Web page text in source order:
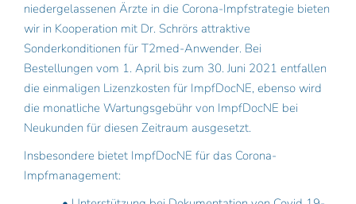
niedergelassenen Ärzte in die Corona-Impfstrategie bieten
wir in Kooperation mit Dr. Schrörs attraktive
Sonderkonditionen für T2med-Anwender. Bei
Bestellungen vom 1. April bis zum 30. Juni 2021 entfallen
die einmaligen Lizenzkosten für ImpfDocNE, ebenso wird
die monatliche Wartungsgebühr von ImpfDocNE bei
Neukunden für diesen Zeitraum ausgesetzt.
Insbesondere bietet ImpfDocNE für das Corona-
Impfmanagement: